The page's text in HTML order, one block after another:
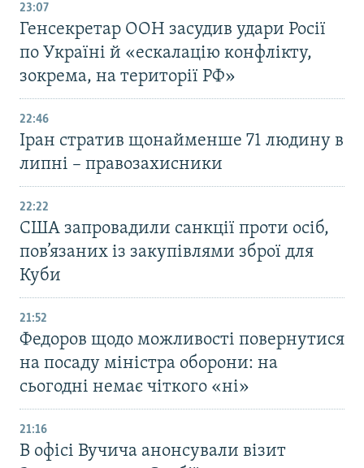
23:07
Генсекретар ООН засудив удари Росії
по Україні й «ескалацію конфлікту,
зокрема, на території РФ»
22:46
Іран стратив щонайменше 71 людину в
липні – правозахисники
22:22
США запровадили санкції проти осіб,
пов’язаних із закупівлями зброї для
Куби
21:52
Федоров щодо можливості повернутися
на посаду міністра оборони: на
сьогодні немає чіткого «ні»
21:16
В офісі Вучича анонсували візит